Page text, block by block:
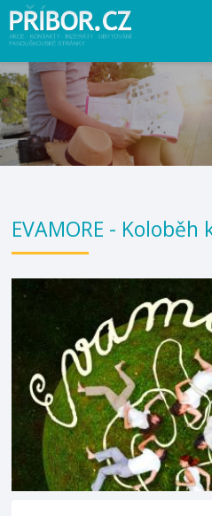
EVAMORE - Koloběh